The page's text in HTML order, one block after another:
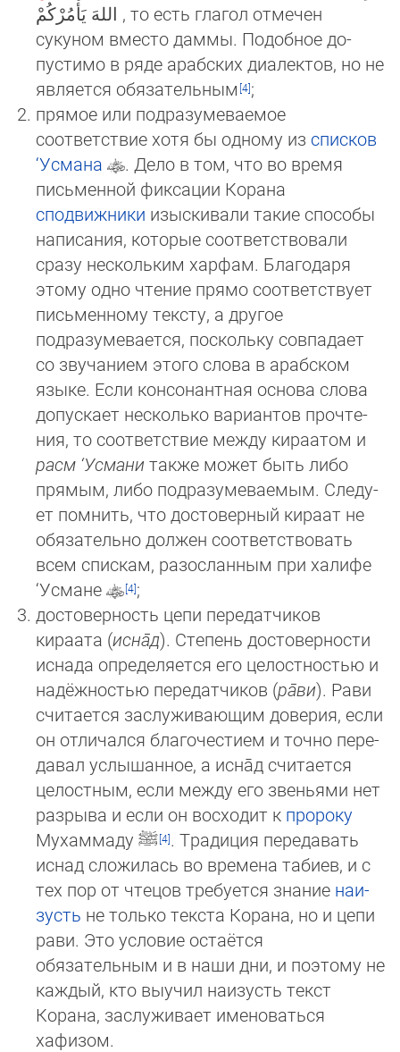
اللهَ يَأْمُرْكُمْ , то есть глагол отмечен
сукyном вместо даммы. Подоб­ное до­
пустимо в ря­де арабских диалектов, но не
является обязательным
;
прямое или подразумеваемое
соответствие хотя бы одному из списков
‘Усмана
. Дело в том, что во время
письменной фик­сации Корана
сподвижники изыскивали такие способы
написания, которые соответствовали
сразу нескольким хар­фам. Благодаря
этому одно чтение прямо соответствует
письменному тексту, а другое
подразумевается, поскольку сов­па­да­ет
со звучанием этого слова в арабском
языке. Если консонантная основа слова
допускает несколько вариантов про­чте­
ния, то соответствие между кираатом и
расм ‘Усмани также может быть либо
прямым, либо подразумеваемым. Сле­ду­
ет пом­нить, что достоверный кираат не
обязательно должен соответствовать
всем спискам, разосланным при ха­ли­фе
‘Ус­ма­не
;
достоверность цепи передатчиков
кираата (исна̄д). Степень достоверности
иснада определяется его целостностью и
на­дёж­ностью передатчиков (ра̄ви). Рави
считается заслуживающим доверия, если
он отличался благочестием и точно пе­ре­
да­вал услышанное, а исна̄д считается
целостным, если между его звеньями нет
разрыва и если он восходит к про­ро­ку
Му­хам­маду ﷺ . Традиция передавать
иснад сложилась во времена табиев, и с
тех пор от чтецов требуется зна­ние наи­
зусть не только текста Корана, но и цепи
рави. Это условие остаётся
обязательным и в наши дни, и поэтому не
каж­дый, кто выу­чил наизусть текст
Корана, заслуживает именоваться
хафизом.